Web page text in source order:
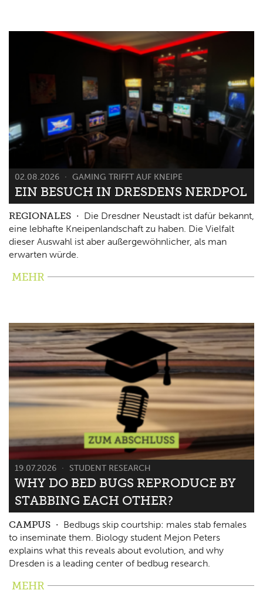
02.08.2026 GAMING TRIFFT AUF KNEIPE
EIN BESUCH IN DRESDENS NERDPOL
REGIONALES
Die Dresdner Neustadt ist dafür bekannt,
eine lebhafte Kneipenlandschaft zu haben. Die Vielfalt
dieser Auswahl ist aber außergewöhnlicher, als man
erwarten würde.
MEHR
19.07.2026 STUDENT RESEARCH
WHY DO BED BUGS REPRODUCE BY
STABBING EACH OTHER?
CAMPUS
Bedbugs skip courtship: males stab females
to inseminate them. Biology student Mejon Peters
explains what this reveals about evolution, and why
Dresden is a leading center of bedbug research.
MEHR